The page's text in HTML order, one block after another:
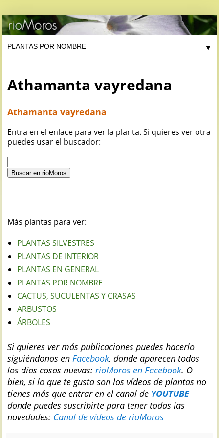
▼
Athamanta vayredana
Athamanta vayredana
Entra en el enlace para ver la planta. Si quieres ver otra
puedes usar el buscador:
Más plantas para ver:
PLANTAS SILVESTRES
PLANTAS DE INTERIOR
PLANTAS EN GENERAL
PLANTAS POR NOMBRE
CACTUS, SUCULENTAS Y CRASAS
ARBUSTOS
ÁRBOLES
Si quieres ver más publicaciones puedes hacerlo
siguiéndonos en Facebook, donde aparecen todos
los días cosas nuevas: rioMoros en Facebook. O
bien, si lo que te gusta son los vídeos de plantas no
tienes más que entrar en el canal de YOUTUBE
donde puedes suscribirte para tener todas las
novedades: Canal de vídeos de rioMoros